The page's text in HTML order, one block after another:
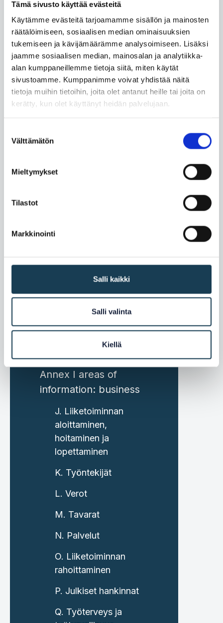
Tämä sivusto käyttää evästeitä
Käytämme evästeitä tarjoamamme sisällön ja mainosten
räätälöimiseen, sosiaalisen median ominaisuuksien
tukemiseen ja kävijämäärämme analysoimiseen. Lisäksi
jaamme sosiaalisen median, mainosalan ja analytiikka-
alan kumppaneillemme tietoja siitä, miten käytät
sivustoamme. Kumppanimme voivat yhdistää näitä
tietoja muihin tietoihin, joita olet antanut heille tai joita on
kerätty, kun olet käyttänyt heidän palvelujaan.
valinta
Välttämätön
Mieltymykset
Tilastot
Markkinointi
Salli kaikki
Salli valinta
Kiellä
laajennukset
Annex I areas of
information: Citizens
A. Matkustaminen
unionissa
B. Työskentely ja
eläkkeelle jääminen
F. Terveydenhuolto
G. Kansalaisiin ja
perheisiin
sovellettavat oikeudet
H. Kuluttajien oikeudet
Annex I areas of
information: business
J. Liiketoiminnan
aloittaminen,
hoitaminen ja
lopettaminen
K. Työntekijät
L. Verot
M. Tavarat
N. Palvelut
O. Liiketoiminnan
rahoittaminen
P. Julkiset hankinnat
Q. Työterveys ja